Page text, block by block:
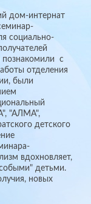
дом-интернат
социально-
познакомили с
отделения
были
"АЛМА",
детского
вдохновляет,
детьми.
новых